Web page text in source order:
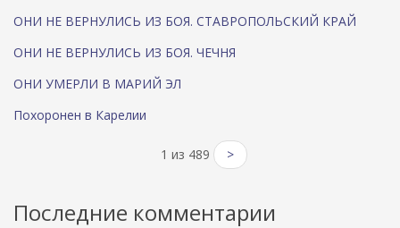
ОНИ НЕ ВЕРНУЛИСЬ ИЗ БОЯ. СТАВРОПОЛЬСКИЙ КРАЙ
ОНИ НЕ ВЕРНУЛИСЬ ИЗ БОЯ. ЧЕЧНЯ
ОНИ УМЕРЛИ В МАРИЙ ЭЛ
Похоронен в Карелии
1 из 489 >
Последние комментарии